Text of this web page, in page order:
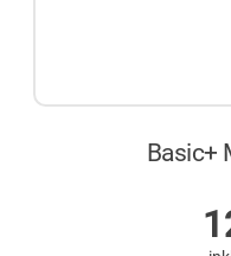
Basic+